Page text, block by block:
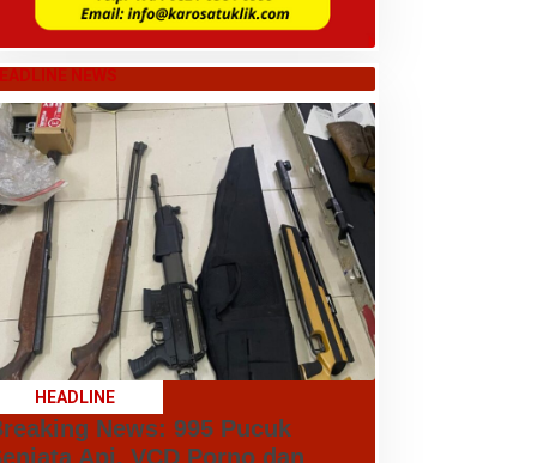
NEWS
HEADLINE
News: 995 Pucuk
Api, VCD Porno dan